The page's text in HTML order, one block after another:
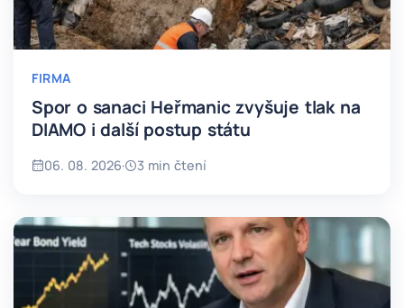
FIRMA
Spor o sanaci Heřmanic zvyšuje tlak na
DIAMO i další postup státu
06. 08. 2026· 3 min čtení